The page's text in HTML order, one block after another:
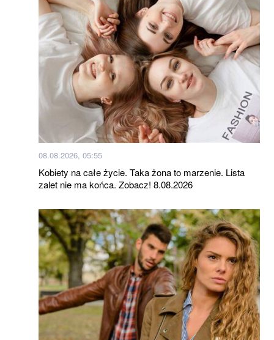
08.08.2026, 05:55
Kobiety na całe życie. Taka żona to marzenie. Lista
zalet nie ma końca. Zobacz! 8.08.2026